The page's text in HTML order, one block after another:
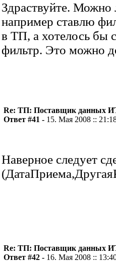
Здраствуйте. Можно
например ставлю
в ТП, а хотелось бы
фильтр. Это можно
Re: ТП: Поставщик данных
Ответ #41 - 15. Мая 2008 ::
Наверное следует
Re: ТП: Поставщик данных
Ответ #42 - 16. Мая 2008 ::